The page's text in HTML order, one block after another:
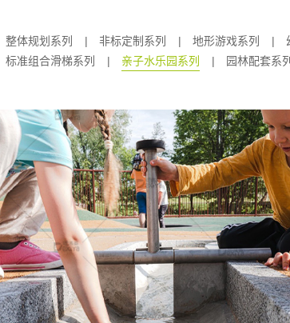
整体规划系列 | 非标定制系列 | 地形游戏系列 |
标准组合滑梯系列
| 亲子水乐园系列 | 园林配套系列